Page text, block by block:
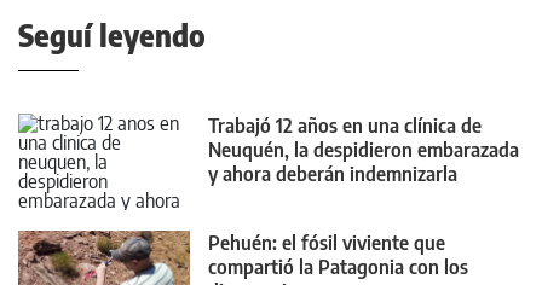
Seguí leyendo
Trabajó 12 años en una clínica de
Neuquén, la despidieron embarazada
y ahora deberán indemnizarla
Pehuén: el fósil viviente que
compartió la Patagonia con los